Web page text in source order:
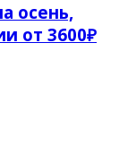
осень,
от 3600₽